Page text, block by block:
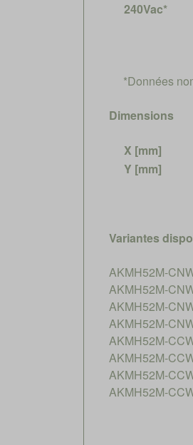
240Vac*
*Données
Dimensions
X [mm]
Y [mm]
Variantes
AKMH52M-
AKMH52M-
AKMH52M-
AKMH52M-
AKMH52M-
AKMH52M-
AKMH52M-
AKMH52M-